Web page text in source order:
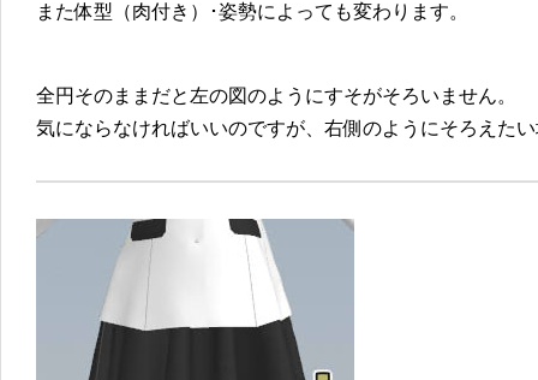
また体型（肉付き）･姿勢によっても変わります。
全円そのままだと左の図のようにすそがそろいません。
気にならなければいいのですが、右側のようにそろえた